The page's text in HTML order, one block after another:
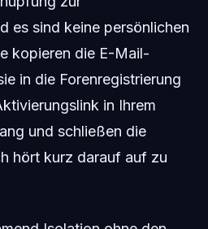
es sind keine persönlichen
kopieren die E-Mail-
in die Forenregistrierung
in Ihrem
und schließen die
hört kurz darauf auf zu